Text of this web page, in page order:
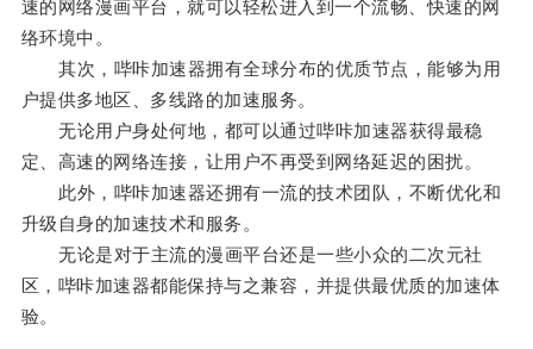
速的网络漫画平台，就可以轻松进入到一个流畅、快速的网
络环境中。
其次，哔咔加速器拥有全球分布的优质节点，能够为用
户提供多地区、多线路的加速服务。
无论用户身处何地，都可以通过哔咔加速器获得最稳
定、高速的网络连接，让用户不再受到网络延迟的困扰。
此外，哔咔加速器还拥有一流的技术团队，不断优化和
升级自身的加速技术和服务。
无论是对于主流的漫画平台还是一些小众的二次元社
区，哔咔加速器都能保持与之兼容，并提供最优质的加速体
验。